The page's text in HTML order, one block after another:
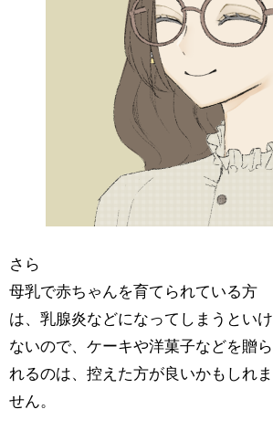
さら
母乳で赤ちゃんを育てられている方
は、乳腺炎などになってしまうといけ
ないので、ケーキや洋菓子などを贈ら
れるのは、控えた方が良いかもしれま
せん。